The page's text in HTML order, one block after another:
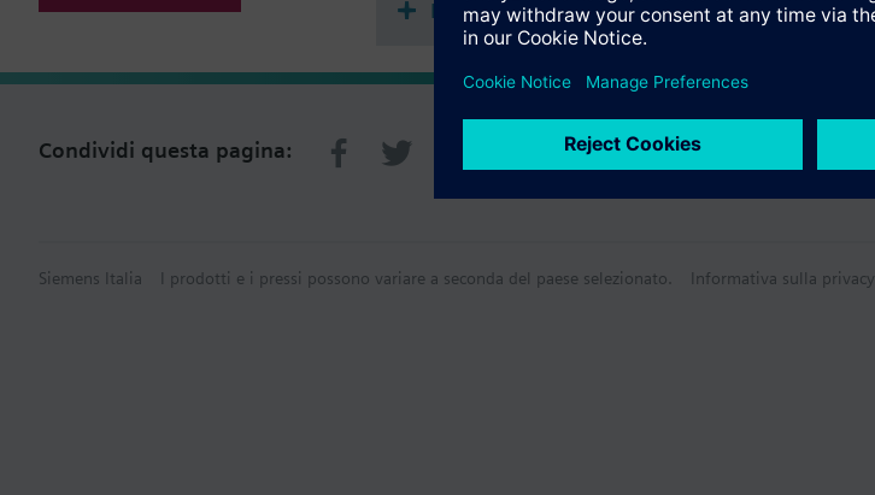
Riepilogo Tecnico
Condividi questa pagina:
Siemens Italia I prodotti e i pressi possono variare a seconda del paese selezionato. Informativa sulla privacy